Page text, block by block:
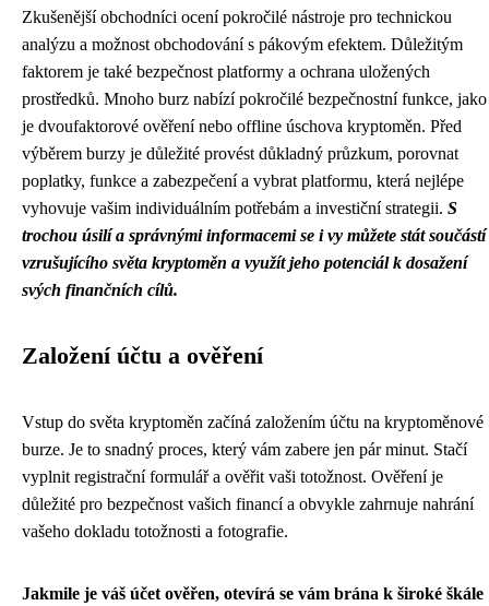
Zkušenější obchodníci ocení pokročilé nástroje pro technickou
analýzu a možnost obchodování s pákovým efektem. Důležitým
faktorem je také bezpečnost platformy a ochrana uložených
prostředků. Mnoho burz nabízí pokročilé bezpečnostní funkce, jako
je dvoufaktorové ověření nebo offline úschova kryptoměn. Před
výběrem burzy je důležité provést důkladný průzkum, porovnat
poplatky, funkce a zabezpečení a vybrat platformu, která nejlépe
vyhovuje vašim individuálním potřebám a investiční strategii. S
trochou úsilí a správnými informacemi se i vy můžete stát součástí
vzrušujícího světa kryptoměn a využít jeho potenciál k dosažení
svých finančních cílů.
Založení účtu a ověření
Vstup do světa kryptoměn začíná založením účtu na kryptoměnové
burze. Je to snadný proces, který vám zabere jen pár minut. Stačí
vyplnit registrační formulář a ověřit vaši totožnost. Ověření je
důležité pro bezpečnost vašich financí a obvykle zahrnuje nahrání
vašeho dokladu totožnosti a fotografie.
Jakmile je váš účet ověřen, otevírá se vám brána k široké škále